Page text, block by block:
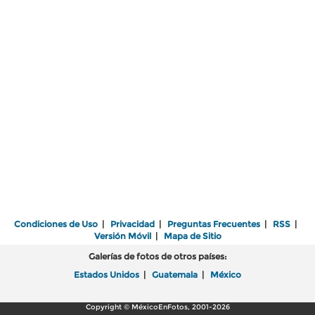
Condiciones de Uso | Privacidad | Preguntas Frecuentes | RSS |
Versión Móvil| Mapa de Sitio
Galerías de fotos de otros países:
Estados Unidos | Guatemala | México
Copyright © MéxicoEnFotos, 2001-2026